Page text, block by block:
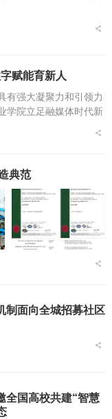
赋能育新人
强大凝聚力和引领力
学院立足融媒体时代新
能、实践育人等方面
典范
制面向全城招募社区
全国高校共建“智慧